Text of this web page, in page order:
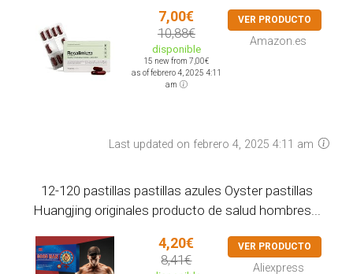
7,00€
10,88€
disponible
15 new from 7,00€
as of febrero 4, 2025 4:11
am
VER PRODUCTO
Amazon.es
Last updated on febrero 4, 2025 4:11 am
12-120 pastillas pastillas azules Oyster pastillas
Huangjing originales producto de salud hombres...
4,20€
8,41€
VER PRODUCTO
Aliexpress